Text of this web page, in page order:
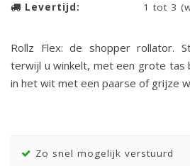
Levertijd: 1 tot 3
Rollz Flex: de shopper rollator.
terwijl u winkelt, met een grote tas
in het wit met een paarse of grijze
Zo snel mogelijk verstuurd